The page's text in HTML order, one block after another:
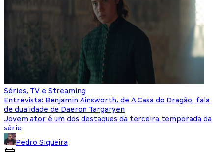
Séries, TV e Streaming
Entrevista: Benjamin Ainsworth, de A Casa do Dragão, fala
de dualidade de Daeron Targaryen
Jovem ator é um dos destaques da terceira temporada da
série
Pedro Siqueira